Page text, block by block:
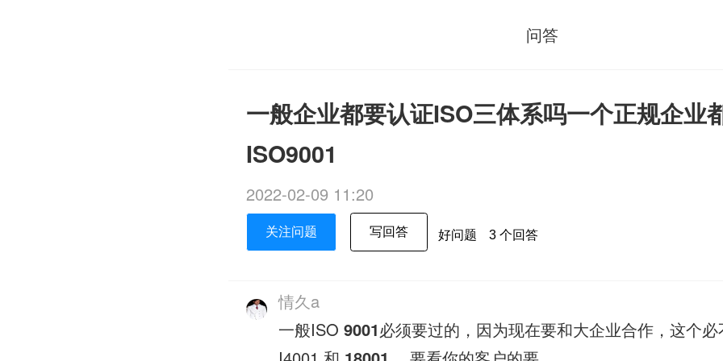
问答
一般企业都要认证ISO三体系吗一个正规企业
ISO9001
2022-02-09 11:20
关注问题 写回答 好问题 3 个回答
情久a
一般ISO9001必须要过的，因为现在要和大企业合作，这个